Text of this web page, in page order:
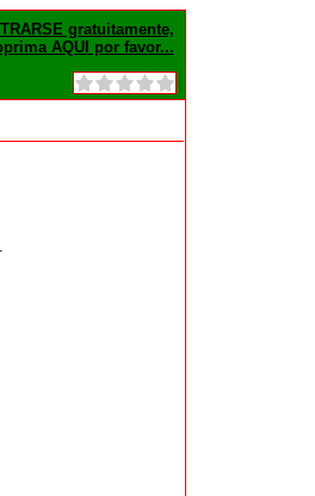
gratuitamente,
AQUI por favor...